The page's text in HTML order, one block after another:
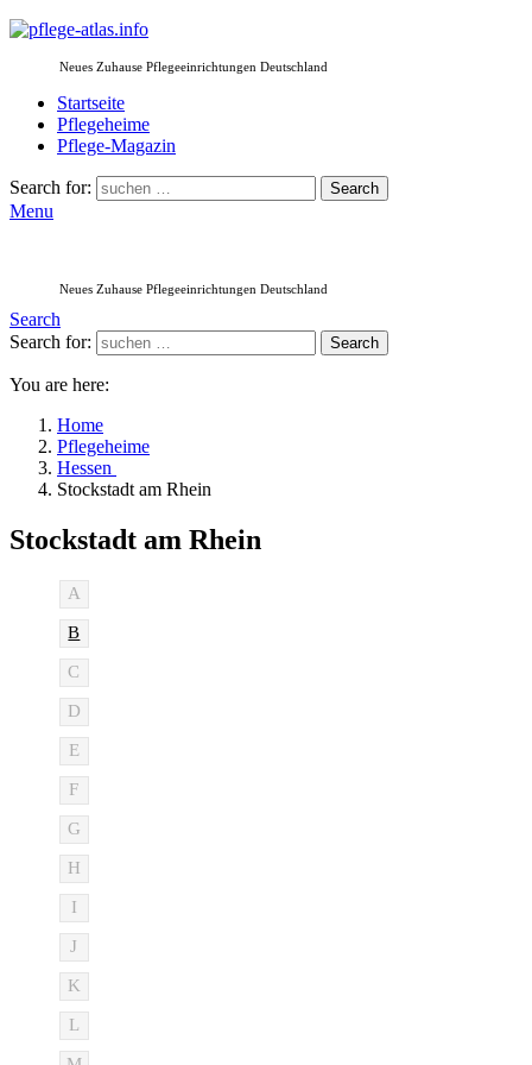
Neues Zuhause Pflegeeinrichtungen Deutschland
Startseite
Pflegeheime
Pflege-Magazin
Search for: Search
Menu
Neues Zuhause Pflegeeinrichtungen Deutschland
Search
Search for:
Search
You are here:
Home
Pflegeheime
Hessen
Stockstadt am Rhein
Stockstadt am Rhein
A
B
C
D
E
F
G
H
I
J
K
L